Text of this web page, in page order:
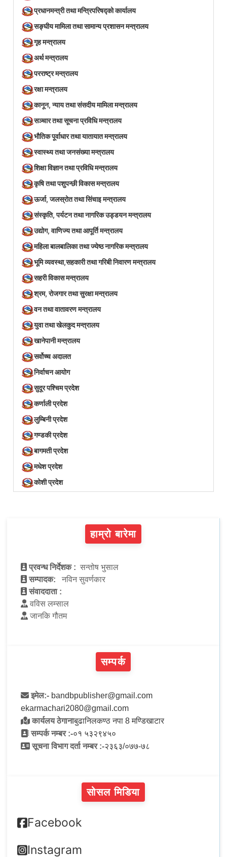
प्रधानमन्त्री तथा मन्त्रिपरिषद्को कार्यालय
सङ्घीय मामिला तथा सामान्य प्रशासन मन्त्रालय
गृह मन्त्रालय
अर्थ मन्त्रालय
परराष्ट्र मन्त्रालय
रक्षा मन्त्रालय
कानून, न्याय तथा संसदीय मामिला मन्त्रालय
सञ्‍चार तथा सूचना प्रविधि मन्त्रालय
भौतिक पूर्वाधार तथा यातायात मन्त्रालय
स्वास्थ्य तथा जनसंख्या मन्त्रालय
शिक्षा विज्ञान तथा प्रविधि मन्त्रालय
कृषि तथा पशुपन्छी विकास मन्त्रालय
ऊर्जा, जलस्रोत तथा सिंचाइ मन्त्रालय
संस्कृति, पर्यटन तथा नागरिक उड्डयन मन्त्रालय
उद्योग, वाणिज्य तथा आपूर्ति मन्त्रालय
महिला बालबालिका तथा ज्येष्ठ नागरिक मन्त्रालय
भूमि व्यवस्था,सहकारी तथा गरिबी निवारण मन्त्रालय
सहरी विकास मन्त्रालय
श्रम, रोजगार तथा सुरक्षा मन्त्रालय
वन तथा वातावरण मन्त्रालय
युवा तथा खेलकुद मन्त्रालय
खानेपानी मन्त्रालय
सर्वोच्च अदालत
निर्वाचन आयोग
सुदूर पश्चिम प्रदेश
कर्णाली प्रदेश
लुम्बिनी प्रदेश
गण्डकी प्रदेश
बागमती प्रदेश
मधेश प्रदेश
कोशी प्रदेश
हाम्रो बारेमा
प्रवन्ध निर्देशक : सन्तोष भुसाल
सम्पादक:
नविन सुवर्णकार
संवाददाता :
वविस लम्साल
जानकि गौतम
सम्पर्क
इमेल:- bandbpublisher@gmail.com
ekarmachari2080@gmail.com
कार्यलय ठेगानाबुढानिलकण्ठ नपा 8 मण्डिखाटार
सम्पर्क नम्बर :-०१ ५३२९४५०
सूचना विभाग दर्ता नम्बर :-२३६३/०७७-७८
सोसल मिडिया
Facebook
Instagram